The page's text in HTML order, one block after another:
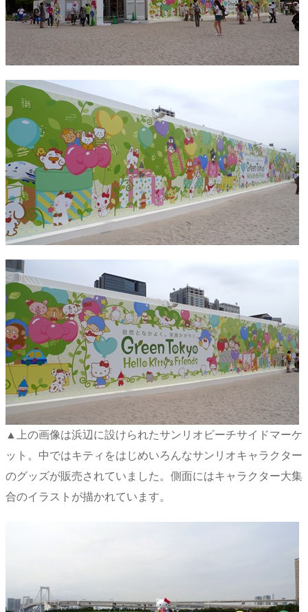
▲上の画像は浜辺に設けられたサンリオビーチサイドマーケ
ット。中ではキティをはじめいろんなサンリオキャラクター
のグッズが販売されていました。側面にはキャラクター大集
合のイラストが描かれています。